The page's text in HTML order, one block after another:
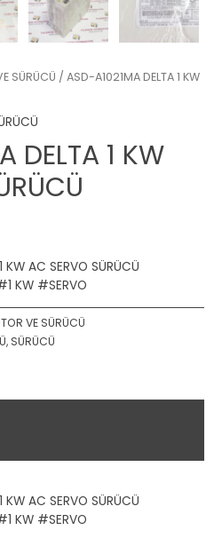
SÜRÜCÜ / ASD-A1021MA DELTA 1 KW
DELTA 1 KW
KW AC SERVO SÜRÜCÜ
KW #SERVO
VE SÜRÜCÜ
, SÜRÜCÜ
KW AC SERVO SÜRÜCÜ
KW #SERVO